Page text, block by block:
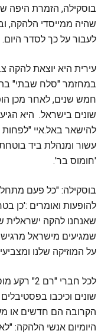
בוסקילה, הזמרת היפה
שהיה ממייסדי הלהקה,
לעבור על כך לסדר היום.
עירית היא יוצאת
במחזמר "סלח שבתי"
חמש שנים, לאחר מכן
שונים בישראל. היא
להישאר באל.איי "לפחות
עשור ומנהלת ביד
'חומוס בר'.
בוסקילה: "כל פעם
להופעות ואומרים :'כן
שאנחנו להקה ישראלית
שמגיעים מישראל
על המוזיקה שלנו
לכל חברי
שונים וכיכבו
הקרובה הם חדשים או
היומיום אנשי הלהקה: